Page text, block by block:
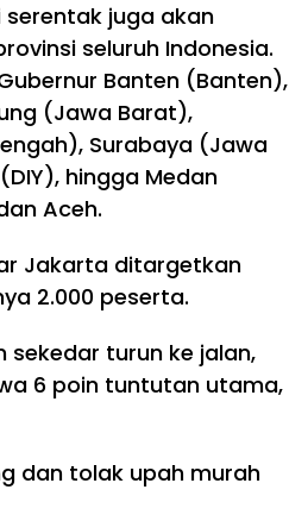
juga akan
seluruh Indonesia.
Banten (Banten),
(Jawa Barat),
Surabaya (Jawa
hingga Medan
Aceh.
Jakarta ditargetkan
2.000 peserta.
sekedar turun ke jalan,
6 poin tuntutan utama,
dan tolak upah murah